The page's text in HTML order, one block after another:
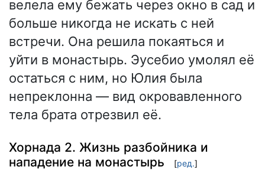
велела ему бежать через окно в сад и
больше никогда не искать с ней
встречи. Она решила покаяться и
уйти в монастырь. Эусебио умолял её
остаться с ним, но Юлия была
непреклонна — вид окровавленного
тела брата отрезвил её.
Хорнада 2. Жизнь разбойника и
нападение на монастырь
[ред.]